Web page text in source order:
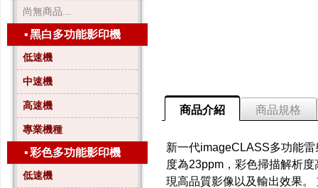
尚無商品...
▪黑白多功能影印機
低速機
中速機
高速機
專業機種
▪彩色多功能影印機
低速機
商品介紹 商品規格
新一代imageCLASS多功能
度為23ppm，彩色掃描解析
現高品質影像以及輸出效果